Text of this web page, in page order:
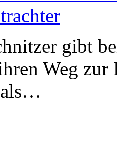
gibt
Weg zur
als…